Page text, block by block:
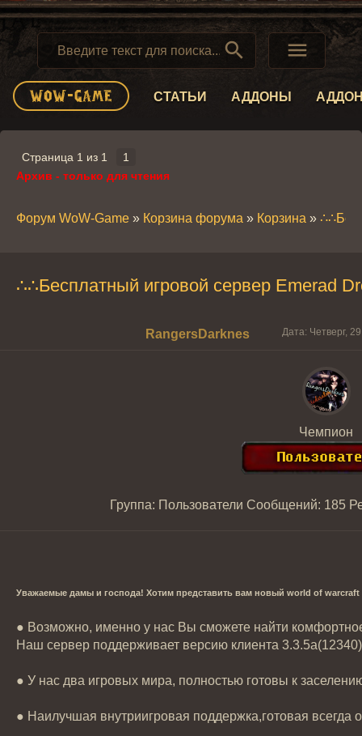
 
СТАТЬИ АДДОНЫ
Страница 1 из 1
1
Архив - только для чтения
Форум WoW-Game » Корзина форума » Корзина »
∴∴Бесплатный игровой сервер Emerad
RangersDarknes Дата: Четверг,
Чемпион
Группа: Пользователи Сообщений: 185
Уважаемые дамы и господа! Хотим представить вам новый world of warcraft
● Возможно, именно у нас Вы сможете найти
Наш сервер поддерживает версию клиента 3.3.5а(12340)
● У нас два игровых мира, полностью готовы к
● Наилучшая внутриигровая поддержка,готовая всегда